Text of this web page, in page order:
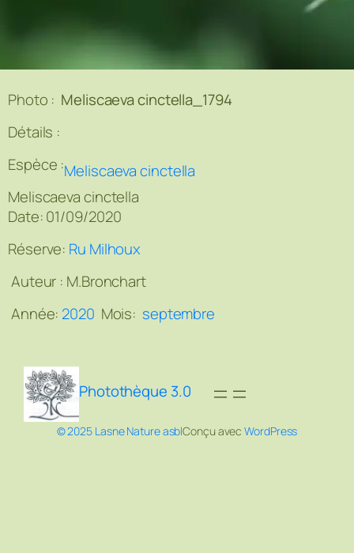
Photo : Meliscaeva cinctella_1794
Détails :
Espèce :Meliscaeva cinctella
Meliscaeva cinctella
Date: 01/09/2020
Réserve: Ru Milhoux
Auteur : M.Bronchart
Année: 2020 Mois: septembre
Photothèque 3.0
© 2025 Lasne Nature asblConçu avecWordPress